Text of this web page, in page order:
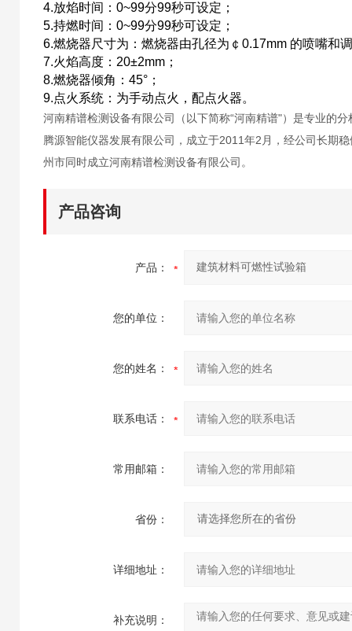
4.放焰时间：0~99分99秒可设定；
5.持燃时间：0~99分99秒可设定；
6.燃烧器尺寸为：燃烧器由孔径为￠0.17mm 的喷嘴和
7.火焰高度：20±2mm；
8.燃烧器倾角：45°；
9.点火系统：为手动点火，配点火器。
河南精谱检测设备有限公司（以下简称“河南精谱"）是专业的
腾源智能仪器发展有限公司，成立于2011年2月，经公司长期
州市同时成立河南精谱检测设备有限公司。
产品咨询
产品：
您的单位：
您的姓名：
联系电话：
常用邮箱：
省份：
详细地址：
补充说明：